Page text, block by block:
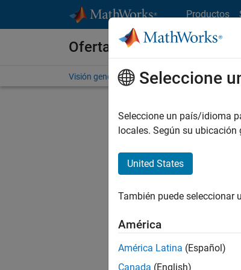
Productos
Ofertas de empleo en
Visión general Búsqueda de empleo
Seleccione
Seleccione un país/idioma
locales. Según su
United States
También puede seleccionar
América
América Latina (Español)
Canada (English)